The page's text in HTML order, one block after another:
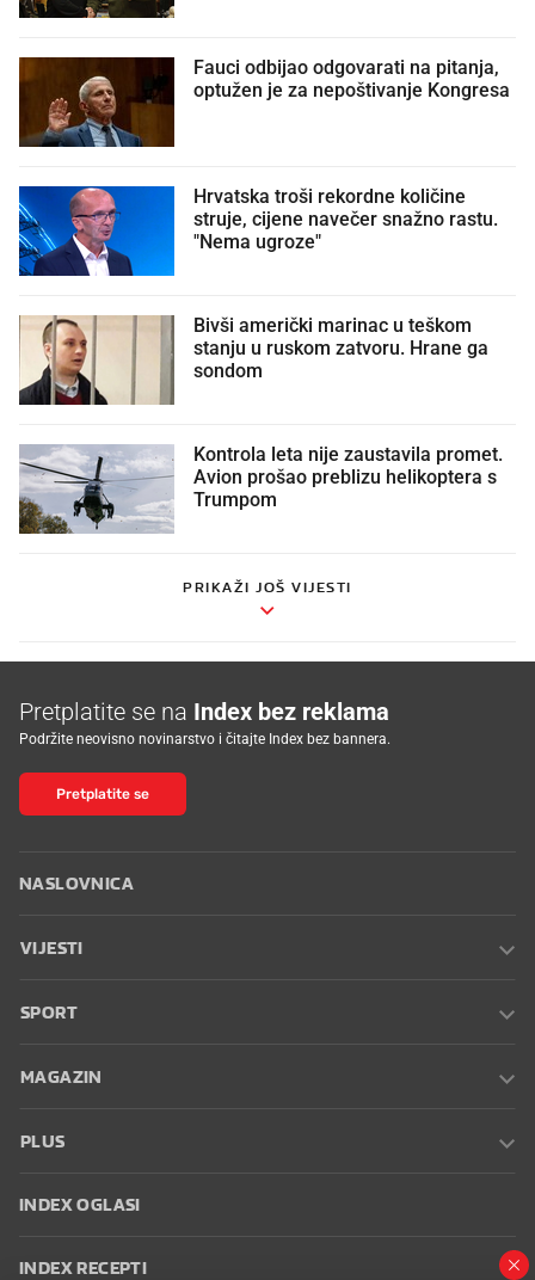
Fauci odbijao odgovarati na pitanja,
optužen je za nepoštivanje Kongresa
Hrvatska troši rekordne količine
struje, cijene navečer snažno rastu.
"Nema ugroze"
Bivši američki marinac u teškom
stanju u ruskom zatvoru. Hrane ga
sondom
Kontrola leta nije zaustavila promet.
Avion prošao preblizu helikoptera s
Trumpom
PRIKAŽI JOŠ VIJESTI
Pretplatite se na Index bez reklama
Podržite neovisno novinarstvo i čitajte Index bez bannera.
Pretplatite se
NASLOVNICA
VIJESTI
SPORT
MAGAZIN
PLUS
INDEX OGLASI
INDEX RECEPTI